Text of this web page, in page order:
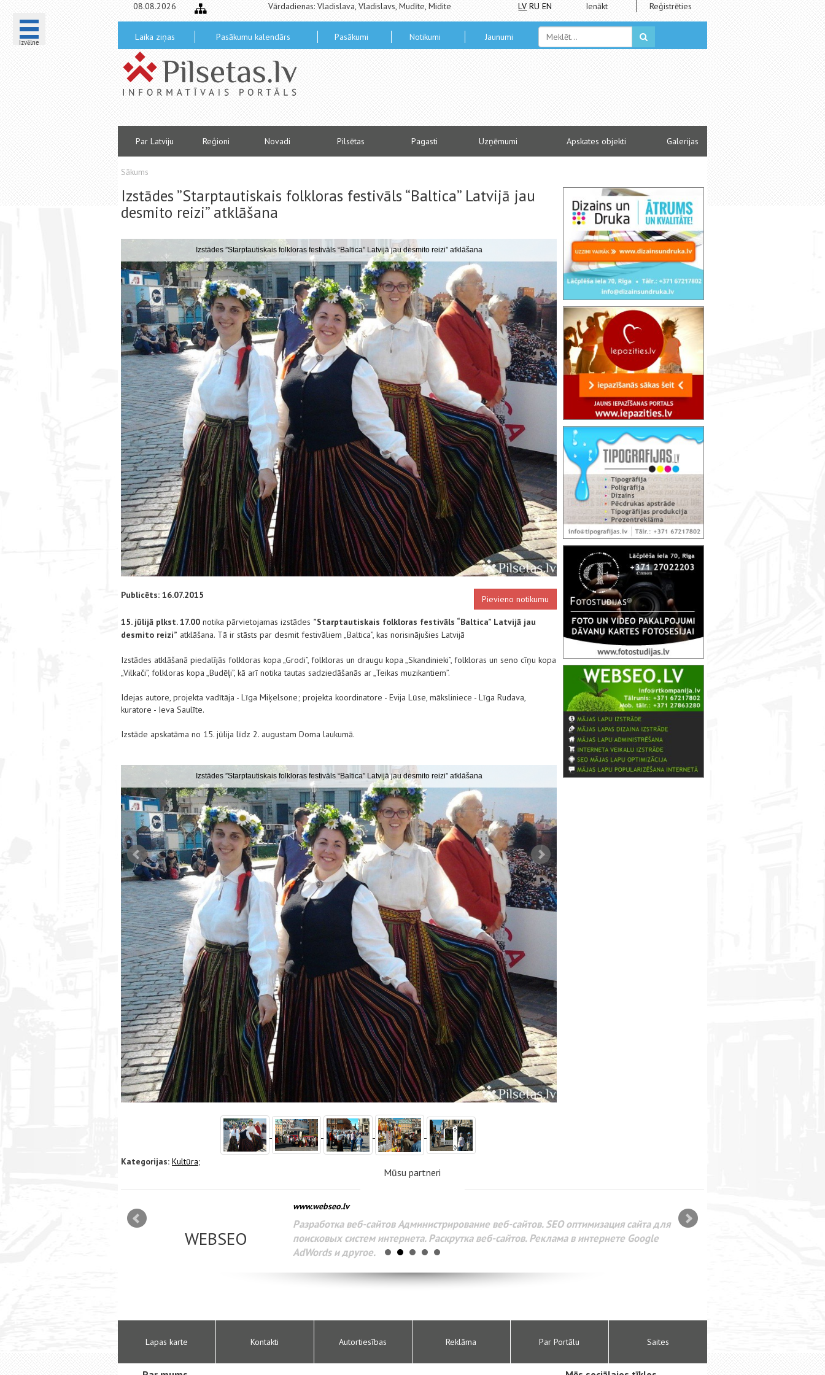
Izvēlne
08.08.2026 Vārdadienas: Vladislava, Vladislavs, Mudīte, Midite LV RU EN Ienākt Reģistrēties
Laika ziņas Pasākumu kalendārs Pasākumi Notikumi Jaunumi
Par Latviju Reģioni Novadi Pilsētas Pagasti Uzņēmumi Apskates objekti Galerijas
Sākums
Izstādes ”Starptautiskais folkloras festivāls “Baltica” Latvijā jau
desmito reizi” atklāšana
Izstādes ”Starptautiskais folkloras festivāls “Baltica” Latvijā jau desmito reizi” atklāšana Izstādes ”Starptautiskais folkloras festivāls “Baltica”
Publicēts: 16.07.2015 Pievieno notikumu
15. jūlijā plkst. 17.00 notika pārvietojamas izstādes ”Starptautiskais folkloras festivāls “Baltica” Latvijā jau
desmito reizi” atklāšana. Tā ir stāsts par desmit festivāliem „Baltica”, kas norisinājušies Latvijā
Izstādes atklāšanā piedalījās folkloras kopa „Grodi”, folkloras un draugu kopa „Skandinieki”, folkloras un seno cīņu kopa
„Vilkači”, folkloras kopa „Budēļi”, kā arī notika tautas sadziedāšanās ar „Teikas muzikantiem”.
Idejas autore, projekta vadītāja - Līga Miķelsone; projekta koordinatore - Evija Lūse, māksliniece - Līga Rudava,
kuratore - Ieva Saulīte.
Izstāde apskatāma no 15. jūlija līdz 2. augustam Doma laukumā.
Izstādes ”Starptautiskais folkloras festivāls “Baltica” Latvijā jau desmito reizi” atklāšana Izstādes ”Starptautiskais folkloras festivāls “Baltica”
Kategorijas: Kultūra;
Mūsu partneri
WEBSEO
www.webseo.lv
Разработка веб-сайтов Администрирование веб-сайтов. SEO оптимизация сайта для
поисковых систем интернета. Раскрутка веб-сайтов. Реклама в интернете Google
AdWords и другое.
Lapas karte Kontakti Autortiesības Reklāma Par Portālu Saites